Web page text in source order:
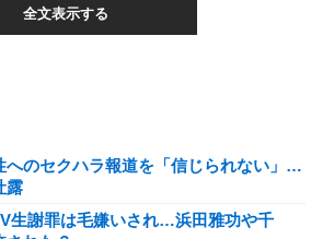
全文表示する
へのセクハラ報道を「信じられない」…
露
生謝罪は毛嫌いされ…浜田雅功や千